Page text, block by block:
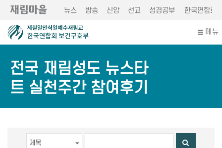
뉴스 방송 신앙 선교 성경공부 한국연합회
메뉴
전국 재림성도 뉴스타
트 실천주간 참여후기